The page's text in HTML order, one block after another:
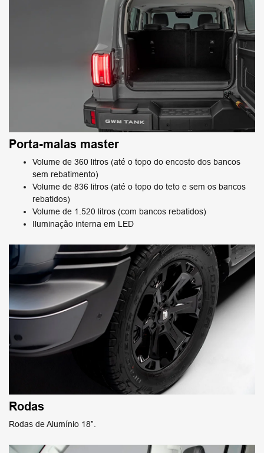
Porta-malas master
Volume de 360 litros (até o topo do encosto dos bancos
sem rebatimento)
Volume de 836 litros (até o topo do teto e sem os bancos
rebatidos)
Volume de 1.520 litros (com bancos rebatidos)
Iluminação interna em LED
Rodas
Rodas de Alumínio 18”.